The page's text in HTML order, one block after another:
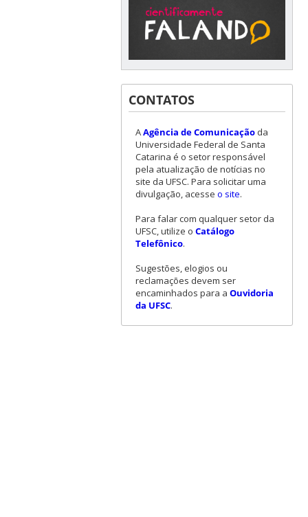
CONTATOS
AAgência de Comunicaçãoda
Universidade Federal de Santa
Catarina é o setor responsável
pela atualização de notícias no
site da UFSC. Para solicitar uma
divulgação, acesse o site.
Para falar com qualquer setor da
UFSC, utilize o Catálogo
Telefônico.
Sugestões, elogios ou
reclamações devem ser
encaminhados para a Ouvidoria
da UFSC.